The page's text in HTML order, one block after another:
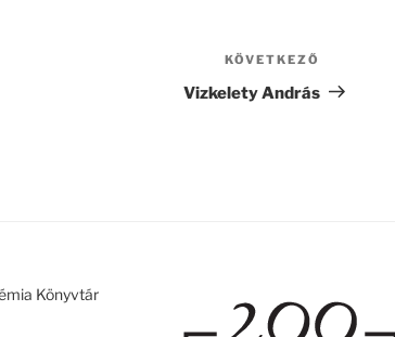
bejegyzés
KÖVETKEZŐ
Vizkelety András
Könyvtár